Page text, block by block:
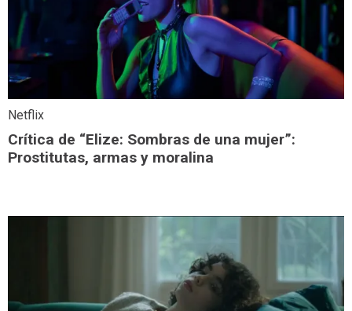
Netflix
Crítica de “Elize: Sombras de una mujer”:
Prostitutas, armas y moralina